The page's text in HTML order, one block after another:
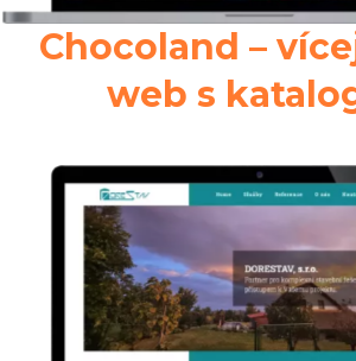
Chocoland –
web s